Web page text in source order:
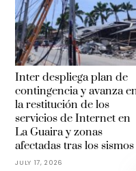
Inter despliega plan de
contingencia y avanza
la restitución de los
servicios de Internet en
La Guaira y zonas
afectadas tras los sismos
JULY 17, 2026